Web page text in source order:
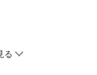
る